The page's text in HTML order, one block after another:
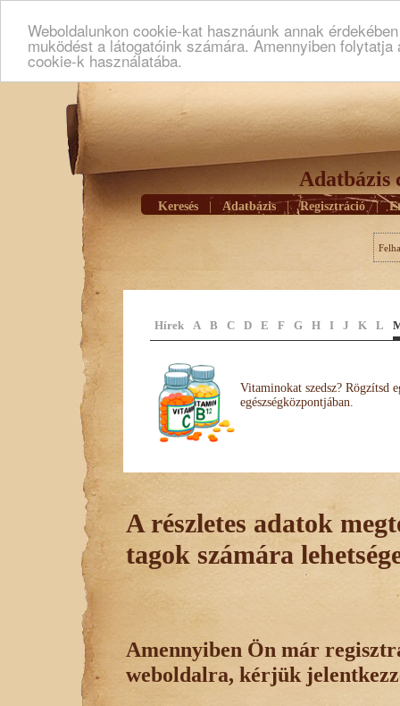
Weboldalunkon cookie-kat hasznáunk annak
muködést a látogatóink számára. Amennyiben
cookie-k használatába.
Adatbázis
Keresés Adatbázis | Regisztráció |
Hírek A B C D E F G H I J K L
Vitaminokat szedsz? Rögzítsd
egészségközpontjában.
A részletes adatok
tagok számára
Amennyiben Ön már
weboldalra, kérjük